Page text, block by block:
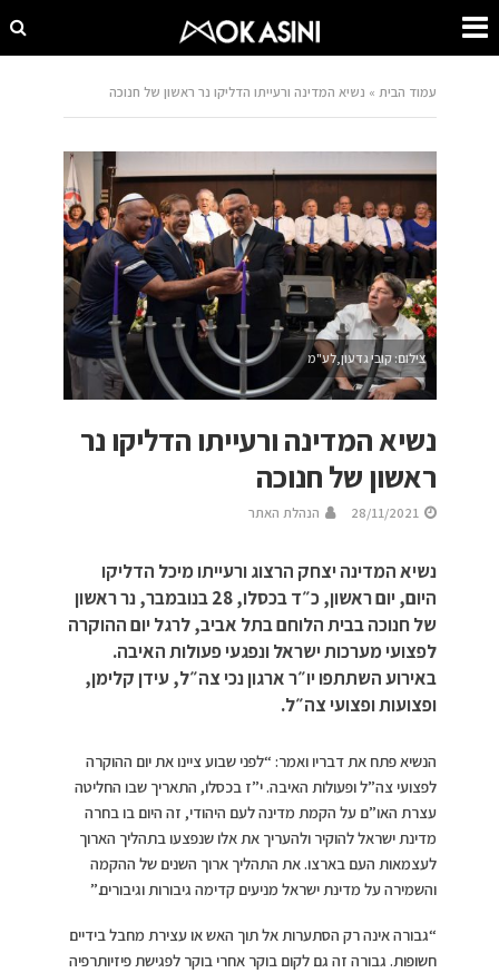
עמוד הבית » נשיא המדינה ורעייתו הדליקו נר ראשון של חנוכה
צילום: קובי גדעון,לע"מ
נשיא המדינה ורעייתו הדליקו נר
ראשון של חנוכה
28/11/2021 הנהלת האתר
נשיא המדינה יצחק הרצוג ורעייתו מיכל הדליקו
היום, יום ראשון, כ״ד בכסלו, 28 בנובמבר, נר ראשון
של חנוכה בבית הלוחם בתל אביב, לרגל יום ההוקרה
לפצועי מערכות ישראל ונפגעי פעולות האיבה.
באירוע השתתפו יו״ר ארגון נכי צה״ל, עידן קלימן,
ופצועות ופצועי צה״ל.
הנשיא פתח את דבריו ואמר: “לפני שבוע ציינו את יום ההוקרה
לפצועי צה”ל ופעולות האיבה. י”ז בכסלו, התאריך שבו החליטה
עצרת האו”ם על הקמת מדינה לעם היהודי, זה היום בו בחרה
מדינת ישראל להוקיר ולהעריך את אלו שנפצעו בתהליך הארוך
לעצמאות העם בארצו. את התהליך ארוך השנים של ההקמה
והשמירה על מדינת ישראל מניעים קדימה גיבורות וגיבורים.”
“גבורה אינה רק הסתערות אל תוך האש או עצירת מחבל בידיים
חשופות. גבורה זה גם לקום בוקר אחרי בוקר לפגישת פיזיותרפיה